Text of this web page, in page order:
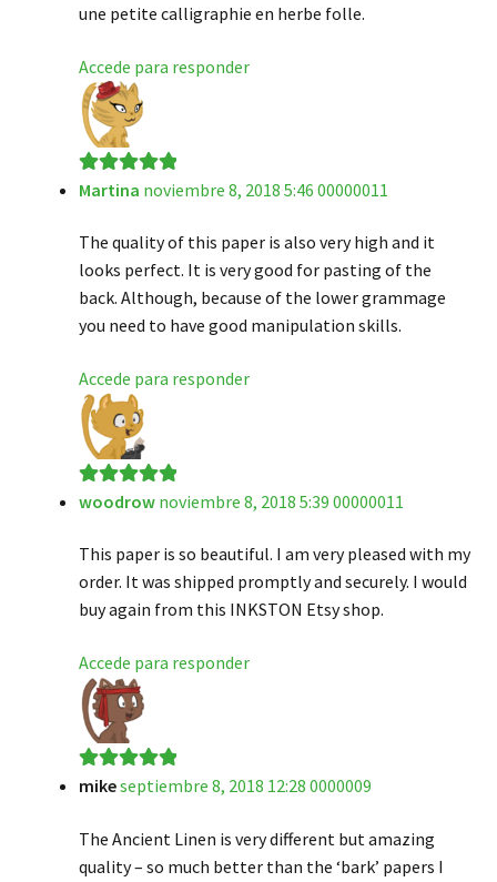
une petite calligraphie en herbe folle.
Accede para responder
Valorado en5
Martina noviembre 8, 2018 5:46 00000011
The quality of this paper is also very high and it
looks perfect. It is very good for pasting of the
back. Although, because of the lower grammage
you need to have good manipulation skills.
Accede para responder
Valorado en5
woodrow noviembre 8, 2018 5:39 00000011
This paper is so beautiful. I am very pleased with my
order. It was shipped promptly and securely. I would
buy again from this INKSTON Etsy shop.
Accede para responder
Valorado en5
mikeseptiembre 8, 2018 12:28 0000009
The Ancient Linen is very different but amazing
quality – so much better than the ‘bark’ papers I